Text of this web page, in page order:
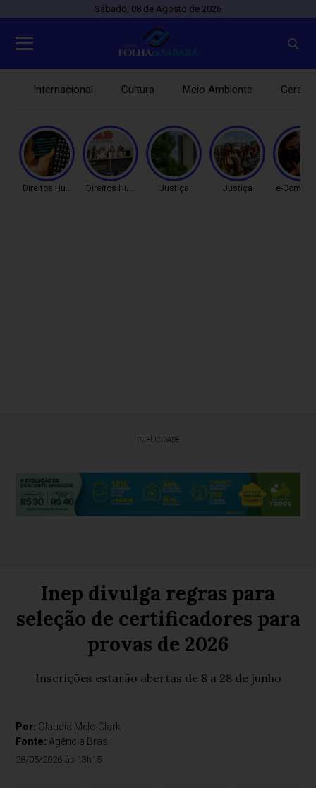
Sábado, 08 de Agosto de 2026
Internacional Cultura Meio Ambiente Gerais
Direitos HumanosDireitos Humanos Justiça Justiça e-
PUBLICIDADE
Inep divulga regras para
seleção de certificadores para
provas de 2026
Inscrições estarão abertas de 8 a 28 de junho
Por: Glaucia Melo Clark
Fonte: Agência Brasil
28/05/2026 às 13h15